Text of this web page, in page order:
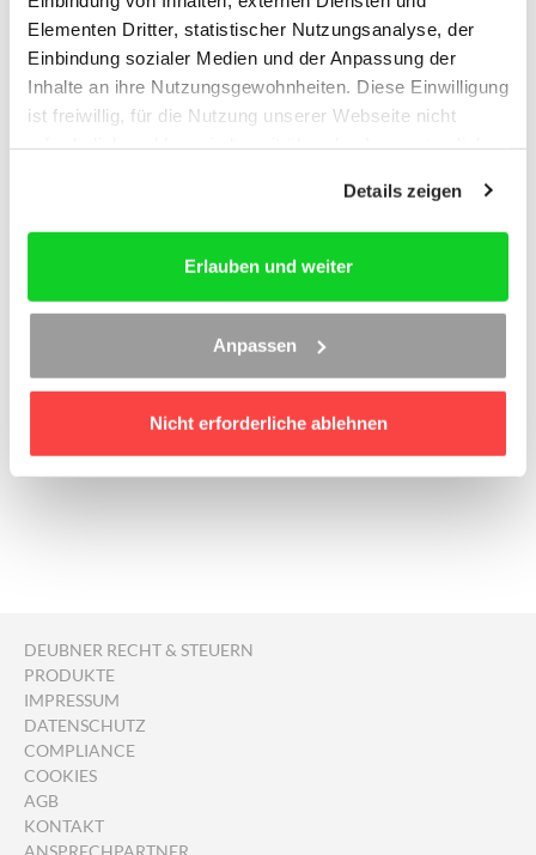
Elementen Dritter, statistischer Nutzungsanalyse, der
Einbindung sozialer Medien und der Anpassung der
Inhalte an ihre Nutzungsgewohnheiten. Diese Einwilligung
ist freiwillig, für die Nutzung unserer Webseite nicht
und imImpressum
Details zeigen
Erlauben und weiter
Anpassen
Nicht erforderliche ablehnen
Tel: +49 221 937018-0
Technischer Support:
» Häufige Fragen (FAQ)
DEUBNER RECHT & STEUERN
PRODUKTE
IMPRESSUM
DATENSCHUTZ
COMPLIANCE
COOKIES
AGB
KONTAKT
ANSPRECHPARTNER